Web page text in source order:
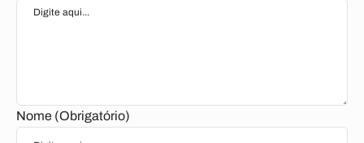
Nome (Obrigatório)